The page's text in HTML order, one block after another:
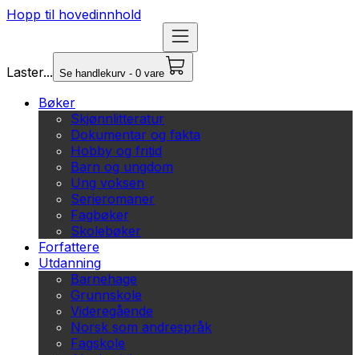
Hopp til hovedinnhold
Laster... Se handlekurv - 0 vare
Bøker
Skjønnlitteratur
Dokumentar og fakta
Hobby og fritid
Barn og ungdom
Ung voksen
Serieromaner
Fagbøker
Skolebøker
Forfattere
Utdanning
Barnehage
Grunnskole
Videregående
Norsk som andrespråk
Fagskole